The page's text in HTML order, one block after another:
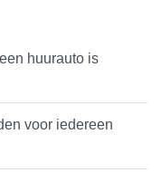
huurauto is
voor iedereen